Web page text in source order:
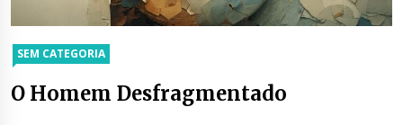
SEM CATEGORIA
O Homem Desfragmentado